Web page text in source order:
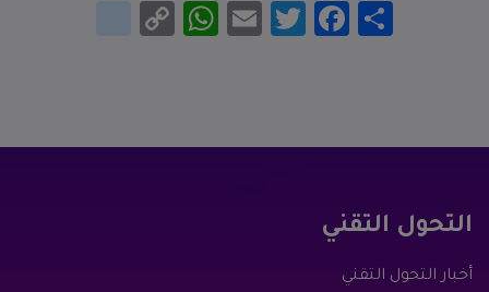
انشر Facebook
Twitter
Email
WhatsApp
Copy
Link
التحول التقني
أخبار التحول التقني